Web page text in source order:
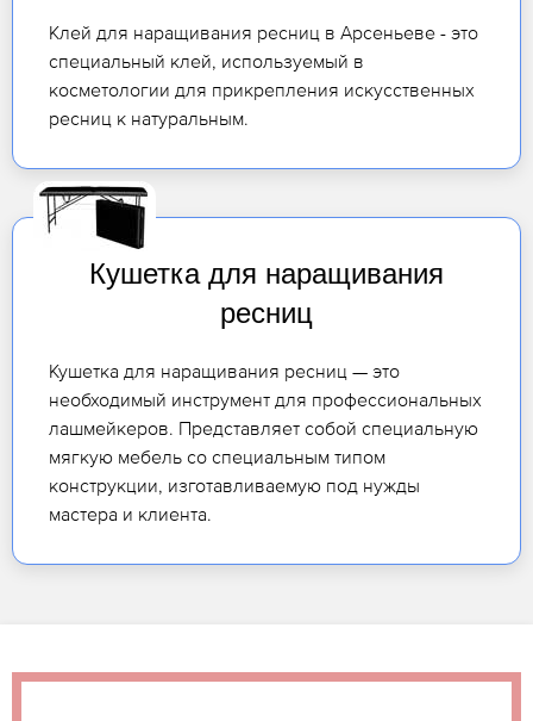
Клей для наращивания ресниц в Арсеньеве - это
специальный клей, используемый в
косметологии для прикрепления искусственных
ресниц к натуральным.
Кушетка для наращивания
ресниц
Кушетка для наращивания ресниц — это
необходимый инструмент для профессиональных
лашмейкеров. Представляет собой специальную
мягкую мебель со специальным типом
конструкции, изготавливаемую под нужды
мастера и клиента.